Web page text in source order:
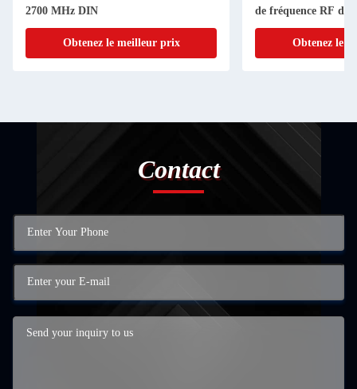
2700 MHz DIN
Obtenez le meilleur prix
de fréquence RF de
Connecteur 1-40dB
Obtenez le
Contact